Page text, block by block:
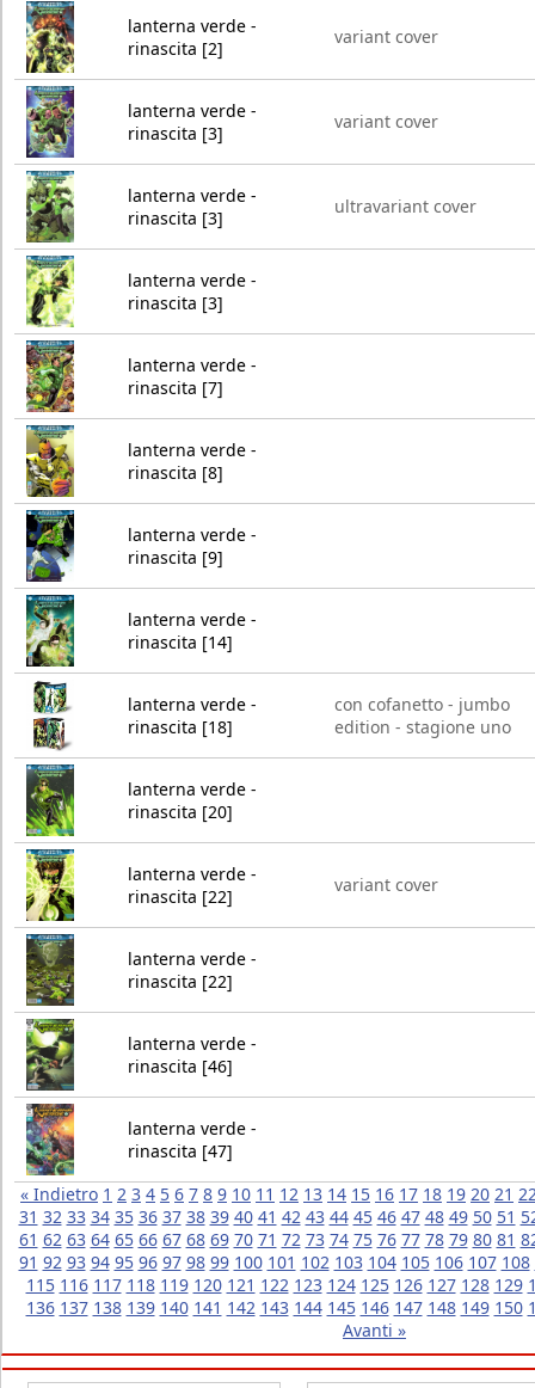
lanterna verde -
rinascita [2]
variant cover
lanterna verde -
rinascita [3]
variant cover
lanterna verde -
rinascita [3]
ultravariant cover
lanterna verde -
rinascita [3]
lanterna verde -
rinascita [7]
lanterna verde -
rinascita [8]
lanterna verde -
rinascita [9]
lanterna verde -
rinascita [14]
lanterna verde -
rinascita [18]
con cofanetto - jumbo
edition - stagione uno
lanterna verde -
rinascita [20]
lanterna verde -
rinascita [22]
variant cover
lanterna verde -
rinascita [22]
lanterna verde -
rinascita [46]
lanterna verde -
rinascita [47]
« Indietro 1 2 3 4 5 6 7 8 9 10 11 12 13 14 15 16 17 18 19 20 21
31 32 33 34 35 36 37 38 39 40 41 42 43 44 45 46 47 48 49 50 51
61 62 63 64 65 66 67 68 69 70 71 72 73 74 75 76 77 78 79 80 81
91 92 93 94 95 96 97 98 99 100 101 102 103 104 105 106 107 108
115 116 117 118 119 120 121 122 123 124 125 126 127 128 129
136 137 138 139 140 141 142 143 144 145 146 147 148 149 150
Avanti »